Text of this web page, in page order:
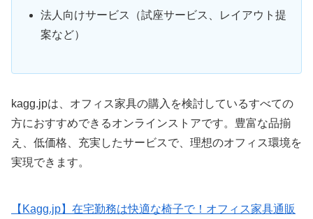
法人向けサービス（試座サービス、レイアウト提
案など）
kagg.jpは、オフィス家具の購入を検討しているすべての
方におすすめできるオンラインストアです。豊富な品揃
え、低価格、充実したサービスで、理想のオフィス環境を
実現できます。
【Kagg.jp】在宅勤務は快適な椅子で！オフィス家具通販